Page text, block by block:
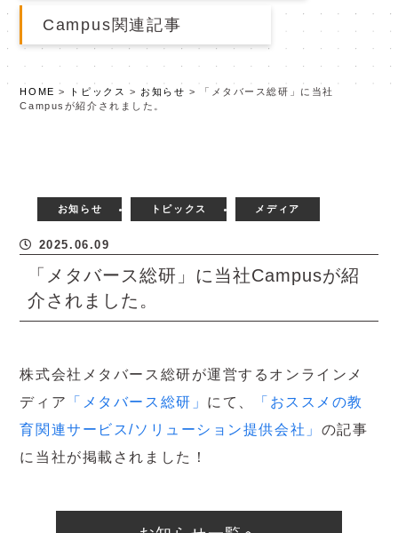
Campus関連記事
HOME > トピックス > お知らせ >
「メタバース総研」に当社
Campusが紹介されました。
お知らせ トピックス メディア
2025.06.09
「メタバース総研」に当社Campusが紹
介されました。
株式会社メタバース総研が運営するオンラインメ
ディア
「メタバース総研」 にて、
「おススメの教
育関連サービス/ソリューション提供会社」 の記事
に当社が掲載されました！